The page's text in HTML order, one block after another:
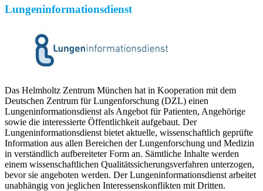
Lungeninformationsdienst
Das Helmholtz Zentrum München hat in Kooperation mit dem
Deutschen Zentrum für Lungenforschung (DZL) einen
Lungeninformationsdienst als Angebot für Patienten, Angehörige
sowie die interessierte Öffentlichkeit aufgebaut. Der
Lungeninformationsdienst bietet aktuelle, wissenschaftlich geprüfte
Information aus allen Bereichen der Lungenforschung und Medizin
in verständlich aufbereiteter Form an. Sämtliche Inhalte werden
einem wissenschaftlichen Qualitätssicherungsverfahren unterzogen,
bevor sie angeboten werden. Der Lungeninformationsdienst arbeitet
unabhängig von jeglichen Interessenskonflikten mit Dritten.